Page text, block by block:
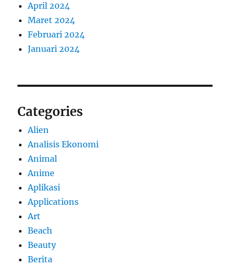
April 2024
Maret 2024
Februari 2024
Januari 2024
Categories
Alien
Analisis Ekonomi
Animal
Anime
Aplikasi
Applications
Art
Beach
Beauty
Berita